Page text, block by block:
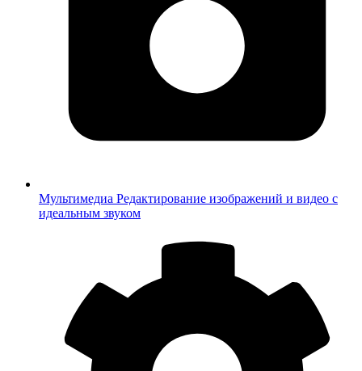
Мультимедиа Редактирование изображений и видео с
идеальным звуком